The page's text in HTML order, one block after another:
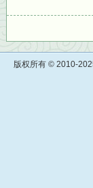
版权所有 © 2010-